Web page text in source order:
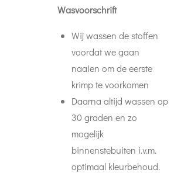
Wasvoorschrift
Wij wassen de stoffen
voordat we gaan
naaien om de eerste
krimp te voorkomen
Daarna altijd wassen op
30 graden en zo
mogelijk
binnenstebuiten i.v.m.
optimaal kleurbehoud.